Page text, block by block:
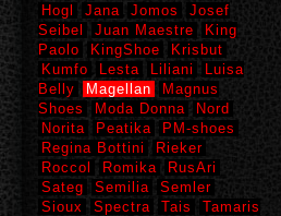
Hogl
Jana Jomos
Josef
Seibel
Juan Maestre
King
Paolo
KingShoe
Krisbut
Kumfo
Lesta Liliani
Luisa
Belly
Magellan
Magnus
Shoes
Moda Donna
Nord
Norita
Peatika
PM-shoes
Regina Bottini
Rieker
Roccol
Romika
RusAri
Sateg
Semilia
Semler
Sioux
Spectra Tais
Tamaris